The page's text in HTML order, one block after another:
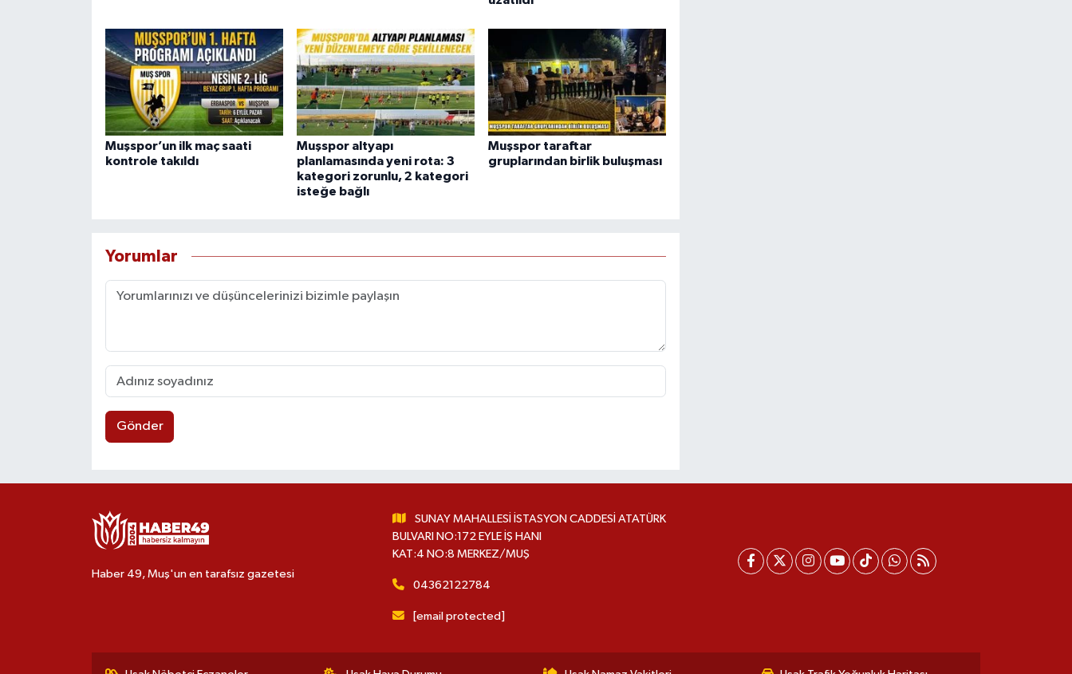
Muşspor’un ilk maç saati
kontrole takıldı
Muşspor altyapı
planlamasında yeni rota: 3
kategori zorunlu, 2 kategori
isteğe bağlı
Muşspor taraftar
gruplarından birlik buluşması
Yorumlar
Gönder
Haber 49, Muş'un en tarafsız gazetesi
SUNAY MAHALLESİ İSTASYON CADDESİ ATATÜRK
BULVARI NO:172 EYLE İŞ HANI
KAT:4 NO:8 MERKEZ/MUŞ
04362122784
[email protected]